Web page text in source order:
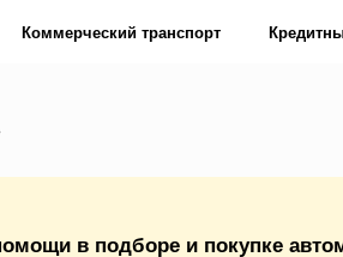
Коммерческий транспорт
в подборе и покупке